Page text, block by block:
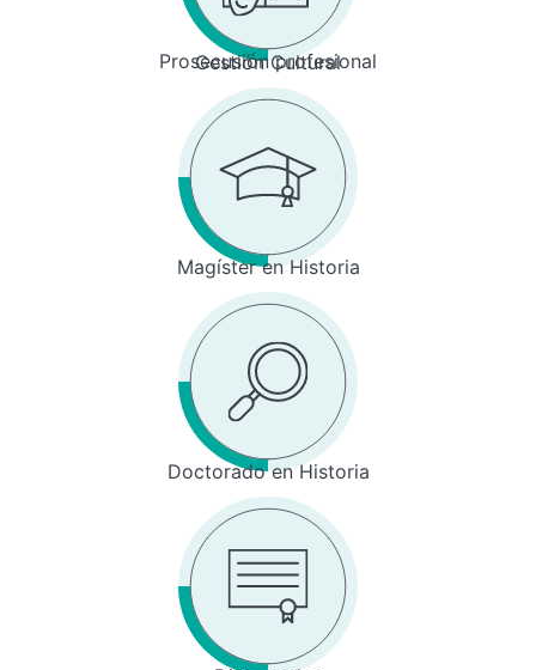
Prosecusión profesional
Gestión Cultural
Magíster en Historia
Doctorado en Historia